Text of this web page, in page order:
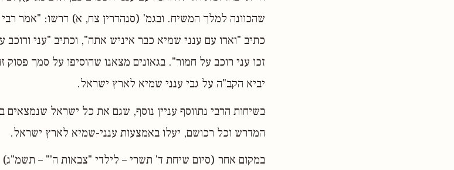
שהכוונה למלך המשיח. ובגמ' (סנהדרין צח, א) דרשו: "אמר רבי
כתיב "וארו עם ענני שמיא כבר איניש אתה", וכתיב "עני
זכו עני רוכב על חמור". בגאונים מצאנו שהוסיפו על סמך
יביא הקב"ה על גבי ענני שמיא לארץ ישראל.
בשיחות הרבי נתווסף עניין נוסף, שגם את כל ישראל
המדרש וכל רכושם, יעלו באמצעות ענני-שמיא לארץ ישראל.
במקום אחר (סיום שיחת ד' תשרי – לילדי "צבאות ה'" – תשמ"ג)